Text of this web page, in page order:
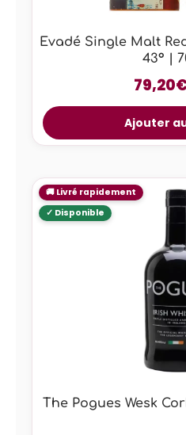
Evadé Single Malt
43° |
79,20
Ajouter
The Pogues Wesk